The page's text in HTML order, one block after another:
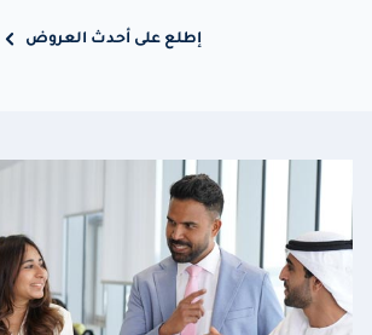
إطلع على أحدث العروض